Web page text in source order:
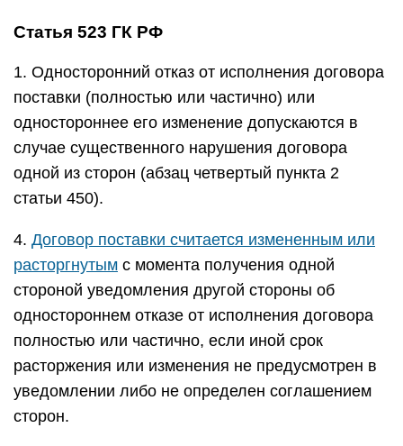
Статья 523 ГК РФ
1. Односторонний отказ от исполнения договора
поставки (полностью или частично) или
одностороннее его изменение допускаются в
случае существенного нарушения договора
одной из сторон (абзац четвертый пункта 2
статьи 450).
4. Договор поставки считается измененным или
расторгнутым с момента получения одной
стороной уведомления другой стороны об
одностороннем отказе от исполнения договора
полностью или частично, если иной срок
расторжения или изменения не предусмотрен в
уведомлении либо не определен соглашением
сторон.